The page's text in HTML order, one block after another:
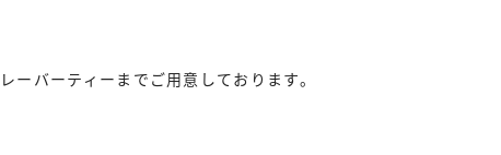
バーティーまでご用意しております。